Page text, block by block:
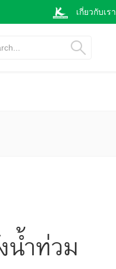
เกี่ยวกับเรา
น้ำท่วม